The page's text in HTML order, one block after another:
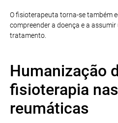
O fisioterapeuta torna-se também
compreender a doença e a
tratamento.
Humanização
fisioterapia
reumáticas